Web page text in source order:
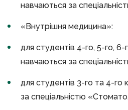
навчаються за
«Внутрішня медицина»:
для студентів 4-го, 5-го, 6-
навчаються за
для студентів 3-го та 4-го
за спеціальністю